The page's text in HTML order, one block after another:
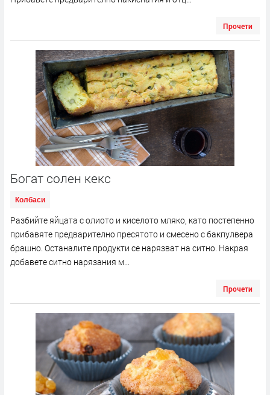
Прочети
Богат солен кекс
Колбаси
Разбийте яйцата с олиото и киселото мляко, като постепенно
прибавяте предварително пресятото и смесено с бакпулвера
брашно. Останалите продукти се нарязват на ситно. Накрая
добавете ситно нарязания м...
Прочети